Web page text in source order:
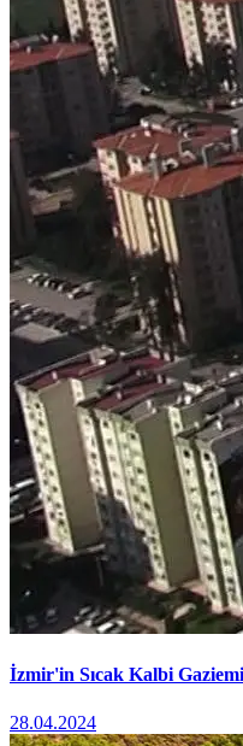
İzmir'in Sıcak Kalbi
28.04.2024